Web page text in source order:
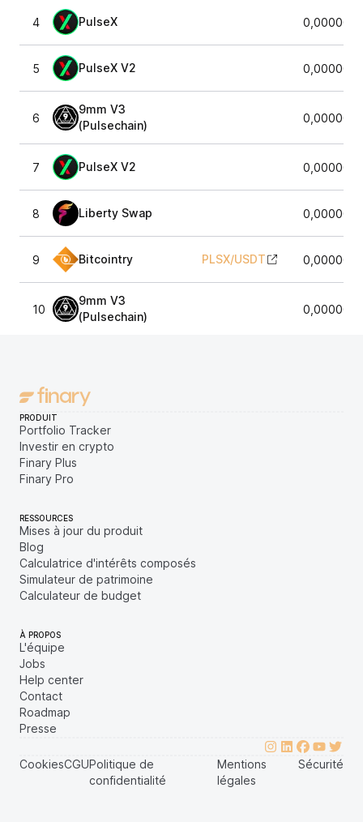
4 PulseX
5 PulseX V2
6
9mm V3
(Pulsechain)
7 PulseX V2
8 Liberty Swap
9 Bitcointry PLSX/USDT
10
9mm V3
(Pulsechain)
PRODUIT
Portfolio Tracker
Investir en crypto
Finary Plus
Finary Pro
RESSOURCES
Mises à jour du produit
Blog
Calculatrice d'intérêts composés
Simulateur de patrimoine
Calculateur de budget
À PROPOS
L'équipe
Jobs
Help center
Contact
Roadmap
Presse
CookiesCGUPolitique de
confidentialité
Mentions
légales
Sécurité